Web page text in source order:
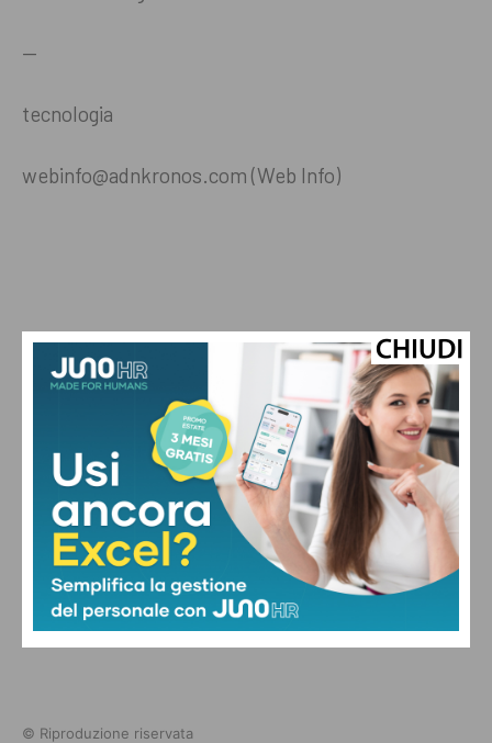
—
tecnologia
webinfo@adnkronos.com (Web Info)
© Riproduzione riservata